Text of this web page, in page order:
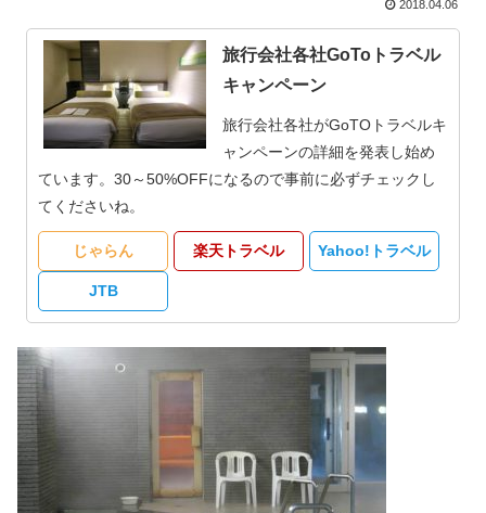
2018.04.06
旅行会社各社GoToトラベル
キャンペーン
旅行会社各社がGoTOトラベルキ
ャンペーンの詳細を発表し始め
ています。30～50%OFFになるので事前に必ずチェックし
てくださいね。
じゃらん 楽天トラベル Yahoo!トラベル
JTB